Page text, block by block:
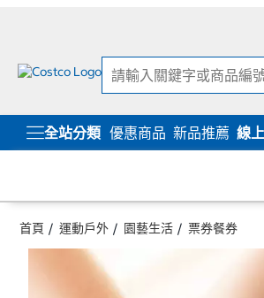
全站分類 優惠商品 新品推薦 線
首頁 運動戶外 園藝生活 票券餐券